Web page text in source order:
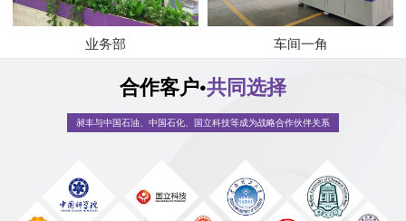
业务部 车间一角
合作客户•共同选择
昶丰与中国石油、中国石化、国立科技等成为战略合作伙伴关系